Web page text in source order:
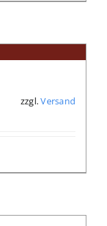
zzgl.Versand